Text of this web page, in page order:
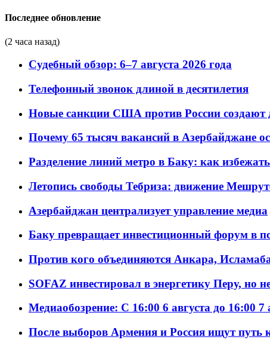
Последнее обновление
(2 часа назад)
Судебный обзор: 6–7 августа 2026 года
Телефонный звонок длиной в десятилетия
Новые санкции США против России создают
Почему 65 тысяч вакансий в Азербайджане
Разделение линий метро в Баку: как
Летопись свободы Тебриза: движение
Азербайджан централизует управление медиа
Баку превращает инвестиционный форум в
Против кого объединяются Анкара,
SOFAZ инвестировал в энергетику Перу, но
Медиаобозрение: С 16:00 6 августа до 16:00 7
После выборов Армения и Россия ищут путь